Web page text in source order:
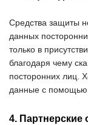
Средства защиты
данных
только в
благодаря чему
посторонних лиц.
данные с помощью
4. Партнерские